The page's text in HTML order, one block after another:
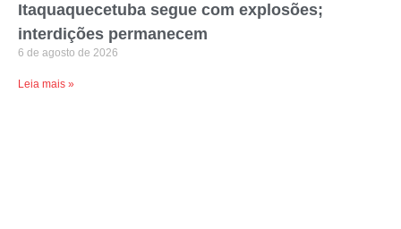
Itaquaquecetuba segue com explosões;
interdições permanecem
6 de agosto de 2026
Leia mais »